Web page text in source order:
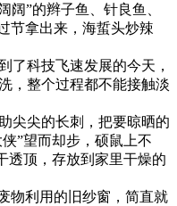
”的辫子鱼、针良鱼、
节拿出来，海蜇头炒辣
了科技飞速发展的今天，
，整个过程都不能接触淡
尖尖的长刺，把要晾晒的
”望而却步，硕鼠上不
透顶，存放到家里干燥的
物利用的旧纱窗，简直就